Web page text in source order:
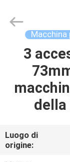
CASA.
PRODOTTI
SU
Norton
Electric
3
Luogo di
origine: